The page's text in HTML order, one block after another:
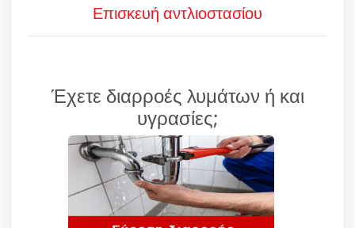
Επισκευή αντλιοστασίου
Έχετε διαρροές λυμάτων ή και
υγρασίες;